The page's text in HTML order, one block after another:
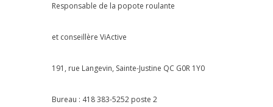
Responsable de la popote roulante
et conseillère ViActive
191, rue Langevin, Sainte-Justine QC G0R 1Y0
Bureau : 418 383-5252 poste 2